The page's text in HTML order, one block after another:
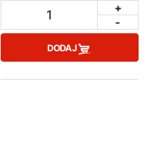
1
+
-
DODAJ